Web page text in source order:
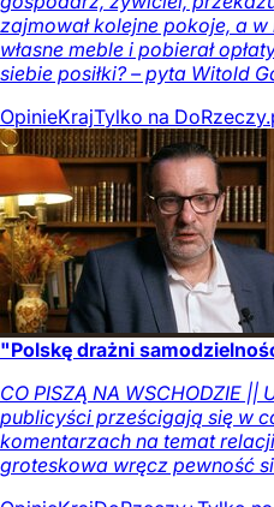
zajmował kolejne pokoje, a
własne meble i pobierał
siebie posiłki? – pyta Witold
OpinieKrajTylko na
"Polskę drażni
CO PISZĄ NA WSCHODZIE
publicyści prześcigają się w
komentarzach na temat
groteskowa wręcz pewność